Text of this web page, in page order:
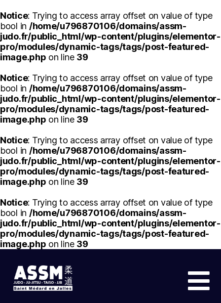
Notice: Trying to access array offset on value of type
bool in /home/u796870106/domains/assm-
judo.fr/public_html/wp-content/plugins/elementor-
pro/modules/dynamic-tags/tags/post-featured-
image.php on line 39
Notice: Trying to access array offset on value of type
bool in /home/u796870106/domains/assm-
judo.fr/public_html/wp-content/plugins/elementor-
pro/modules/dynamic-tags/tags/post-featured-
image.php on line 39
Notice: Trying to access array offset on value of type
bool in /home/u796870106/domains/assm-
judo.fr/public_html/wp-content/plugins/elementor-
pro/modules/dynamic-tags/tags/post-featured-
image.php on line 39
Notice: Trying to access array offset on value of type
bool in /home/u796870106/domains/assm-
judo.fr/public_html/wp-content/plugins/elementor-
pro/modules/dynamic-tags/tags/post-featured-
image.php on line 39